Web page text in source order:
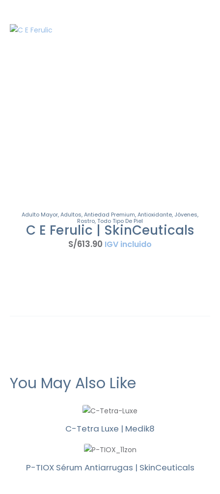
Adulto Mayor,Adultos,Antiedad Premium,Antioxidante, Jóvenes,
Rostro,Todo Tipo De Piel
C E Ferulic | SkinCeuticals
S/613.90 IGV incluido
You May Also Like
C-Tetra Luxe | Medik8
P-TIOX Sérum Antiarrugas | SkinCeuticals